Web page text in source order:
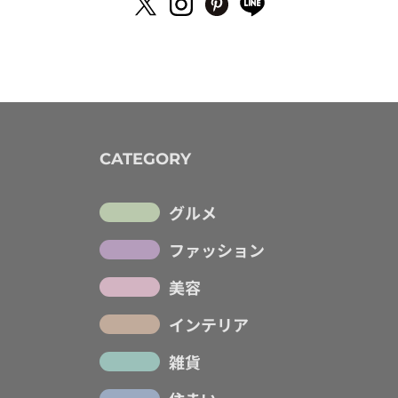
CATEGORY
グルメ
ファッション
美容
インテリア
雑貨